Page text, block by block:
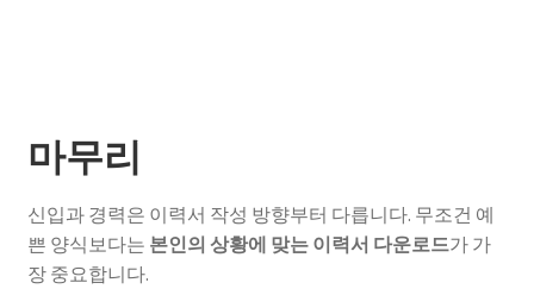
마무리
신입과 경력은 이력서 작성 방향부터 다릅니다. 무조건 예
쁜 양식보다는 본인의 상황에 맞는 이력서 다운로드가 가
장 중요합니다.